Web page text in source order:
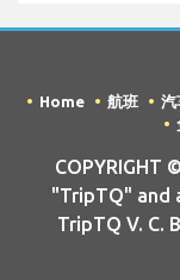
Home 航班 汽
COPYRIGHT
"TripTQ" and
TripTQ V. C.